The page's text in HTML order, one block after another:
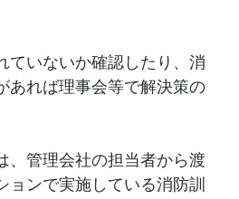
いないか確認したり、消
あれば理事会等で解決策の
管理会社の担当者から渡
ンで実施している消防訓